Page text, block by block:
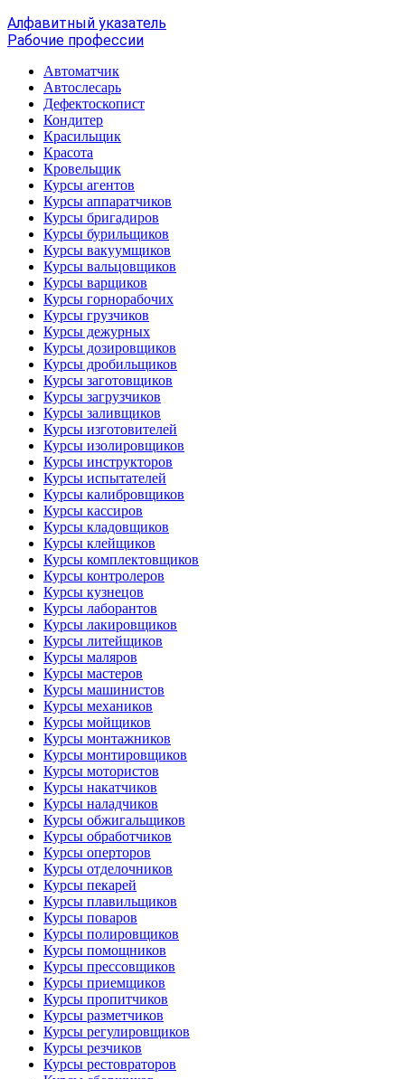
Алфавитный указатель
Рабочие профессии
Автоматчик
Автослесарь
Дефектоскопист
Кондитер
Красильщик
Красота
Кровельщик
Курсы агентов
Курсы аппаратчиков
Курсы бригадиров
Курсы бурильщиков
Курсы вакуумщиков
Курсы вальцовщиков
Курсы варщиков
Курсы горнорабочих
Курсы грузчиков
Курсы дежурных
Курсы дозировщиков
Курсы дробильщиков
Курсы заготовщиков
Курсы загрузчиков
Курсы заливщиков
Курсы изготовителей
Курсы изолировщиков
Курсы инструкторов
Курсы испытателей
Курсы калибровщиков
Курсы кассиров
Курсы кладовщиков
Курсы клейщиков
Курсы комплектовщиков
Курсы контролеров
Курсы кузнецов
Курсы лаборантов
Курсы лакировщиков
Курсы литейщиков
Курсы маляров
Курсы мастеров
Курсы машинистов
Курсы механиков
Курсы мойщиков
Курсы монтажников
Курсы монтировщиков
Курсы мотористов
Курсы накатчиков
Курсы наладчиков
Курсы обжигальщиков
Курсы обработчиков
Курсы оперторов
Курсы отделочников
Курсы пекарей
Курсы плавильщиков
Курсы поваров
Курсы полировщиков
Курсы помощников
Курсы прессовщиков
Курсы приемщиков
Курсы пропитчиков
Курсы разметчиков
Курсы регулировщиков
Курсы резчиков
Курсы рестовраторов